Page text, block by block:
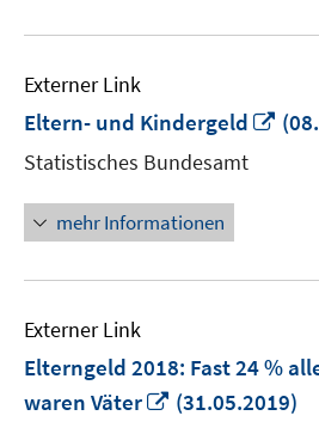
Externer Link
Eltern- und Kindergeld
In
Statistisches Bundesamt
mehr Informationen
Externer Link
Elterngeld 2018: Fast 24 %
waren Väter
In
(31.05.2019)